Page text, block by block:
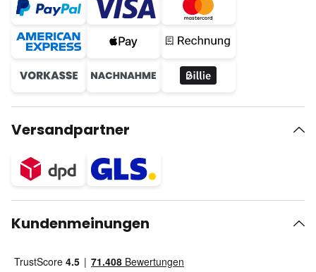
Versandpartner
Kundenmeinungen